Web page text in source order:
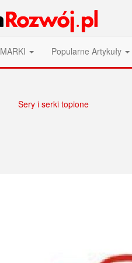
MARKI Popularne Artykuły
Sery i serki topione